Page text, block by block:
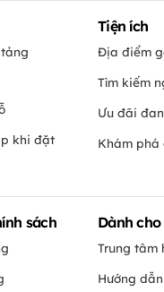
khi đặt
Tiện ích
Địa điểm
Tìm kiếm
Ưu đãi
Khám phá
sách Dành
Trung tâm
Hướng